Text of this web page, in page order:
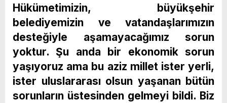
Hükümetimizin, büyükşehir
belediyemizin ve vatandaşlarımızın
desteğiyle aşamayacağımız sorun
yoktur. Şu anda bir ekonomik sorun
yaşıyoruz ama bu aziz millet ister yerli,
ister uluslararası olsun yaşanan bütün
sorunların üstesinden gelmeyi bildi. Biz